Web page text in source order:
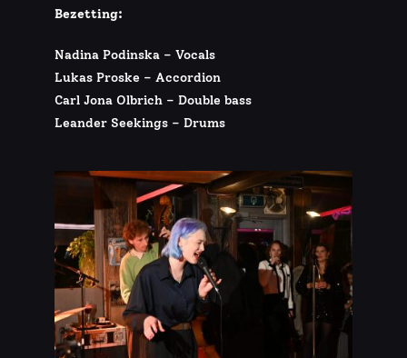
Bezetting:
Nadina Podinska – Vocals
Lukas Proske – Accordion
Carl Jona Olbrich – Double bass
Leander Seekings – Drums